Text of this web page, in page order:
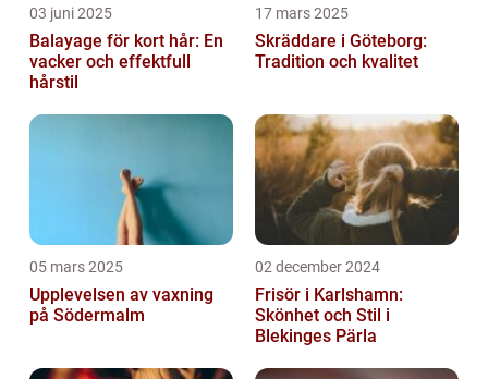
03 juni 2025
Balayage för kort hår: En
vacker och effektfull
hårstil
17 mars 2025
Skräddare i Göteborg:
Tradition och kvalitet
05 mars 2025
Upplevelsen av vaxning
på Södermalm
02 december 2024
Frisör i Karlshamn:
Skönhet och Stil i
Blekinges Pärla